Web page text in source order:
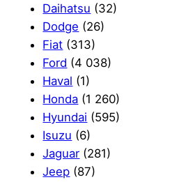
Daihatsu (32)
Dodge (26)
Fiat (313)
Ford (4 038)
Haval (1)
Honda (1 260)
Hyundai (595)
Isuzu (6)
Jaguar (281)
Jeep (87)